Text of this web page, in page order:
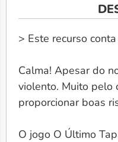
> Este recurso
Calma! Apesar do
violento. Muito pelo
proporcionar boas
O jogo O Último